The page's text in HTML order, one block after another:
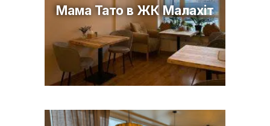
Мама Тато в ЖК Малахіт